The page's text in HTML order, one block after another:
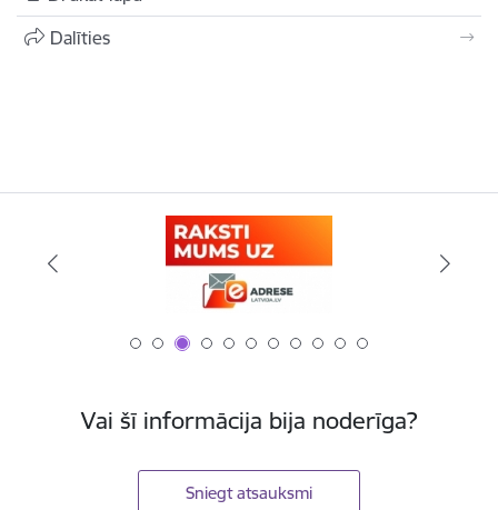
Dalīties
Vai šī informācija bija noderīga?
Sniegt atsauksmi